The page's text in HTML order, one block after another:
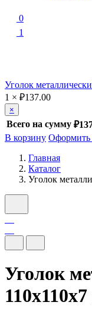
0
1
Уголок
1 × ₽137.00
×
Всего на сумму
В корзину Оформить
Главная
Каталог
Уголок
Уголок